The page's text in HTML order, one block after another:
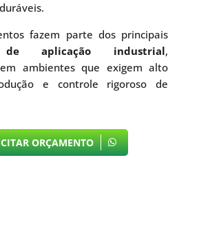
fazem parte dos principais
de aplicação industrial,
ambientes que exigem alto
e controle rigoroso de
ORÇAMENTO